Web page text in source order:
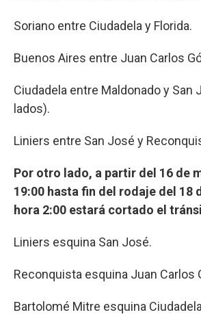
Soriano entre Ciudadela y Florida.
Buenos Aires entre Juan Carlos
Ciudadela entre Maldonado y San
lados).
Liniers entre San José y
Por otro lado, a partir del 16 de
19:00 hasta fin del rodaje del 18
hora 2:00 estará cortado el
Liniers esquina San José.
Reconquista esquina Juan Carlos
Bartolomé Mitre esquina